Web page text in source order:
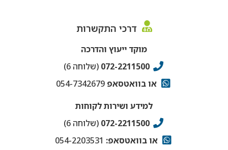
דרכי התקשרות
מוקד ייעוץ והדרכה
072-2211500(שלוחה 6)
או בוואטסאפ054-7342679
למידע ושירות לקוחות
072-2211500 (שלוחה 6)
או בוואטסאפ:054-2203531